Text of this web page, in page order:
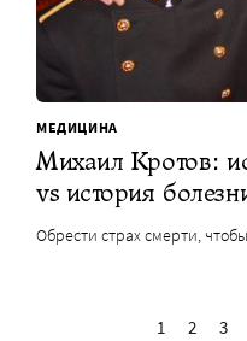
МЕДИЦИНА
Михаил Кротов:
vs история
Обрести страх смерти,
1 2 3